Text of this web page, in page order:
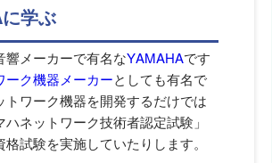
学ぶ
響メーカーで有名なYAMAHAです
ーク機器メーカーとしても有名で
トワーク機器を開発するだけでは
ネットワーク技術者認定試験」
格試験を実施していたりします。